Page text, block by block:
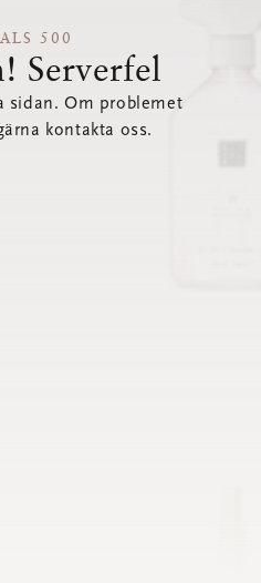
500
Serverfel
sidan. Om problemet
kontakta oss.